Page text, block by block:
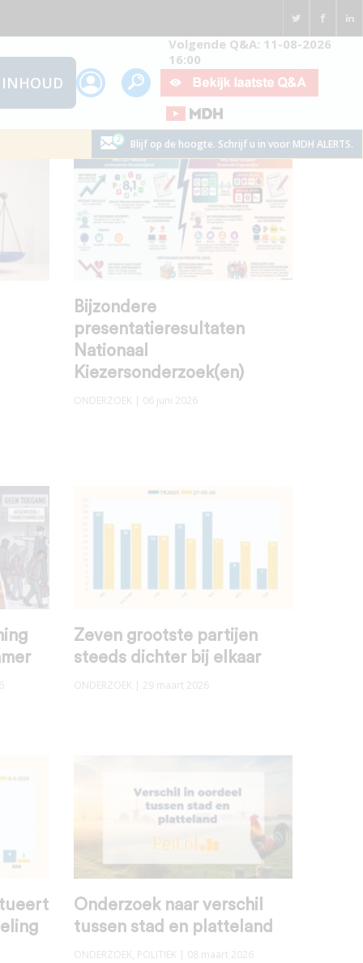
INHOUD
Volgende Q&A: 11-08-2026
16:00
Blijf op de hoogte. Schrijf u in voor MDH ALERTS.
Bijzondere
presentatieresultaten
Nationaal
Kiezersonderzoek(en)
ONDERZOEK | 06 juni 2026
Zeven grootste partijen
steeds dichter bij elkaar
ONDERZOEK | 29 maart 2026
Onderzoek naar verschil
tussen stad en platteland
ONDERZOEK, POLITIEK | 08 maart 2026